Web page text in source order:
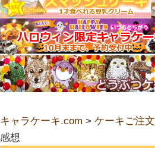
キャラケーキ.com > ケーキご注
感想